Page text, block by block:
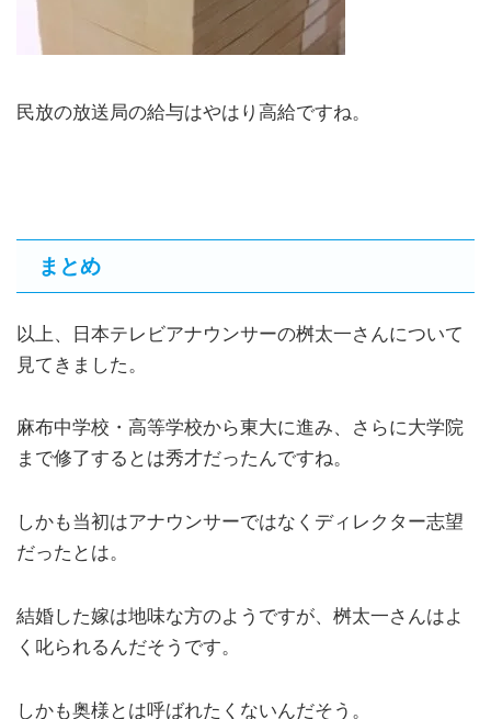
民放の放送局の給与はやはり高給ですね。
まとめ
以上、日本テレビアナウンサーの桝太一さんについて
見てきました。
麻布中学校・高等学校から東大に進み、さらに大学院
まで修了するとは秀才だったんですね。
しかも当初はアナウンサーではなくディレクター志望
だったとは。
結婚した嫁は地味な方のようですが、桝太一さんはよ
く叱られるんだそうです。
しかも奥様とは呼ばれたくないんだそう。